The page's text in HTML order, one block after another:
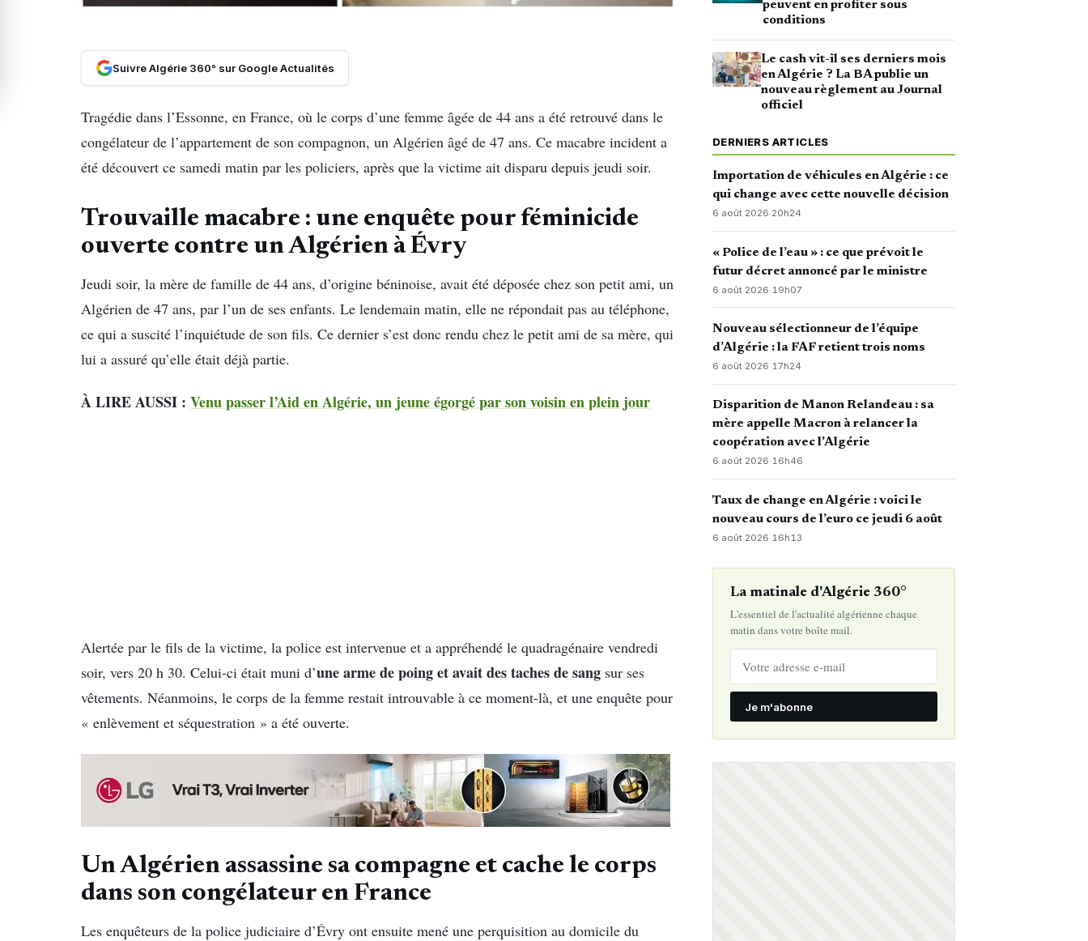
Suivre Algérie 360° sur Google Actualités
Tragédie dans l’Essonne, en France, où le corps d’une femme âgée de 44 ans a été retrouvé dans le
congélateur de l’appartement de son compagnon, un Algérien âgé de 47 ans. Ce macabre incident a
été découvert ce samedi matin par les policiers, après que la victime ait disparu depuis jeudi soir.
Trouvaille macabre : une enquête pour féminicide
ouverte contre un Algérien à Évry
Jeudi soir, la mère de famille de 44 ans, d’origine béninoise, avait été déposée chez son petit ami, un
Algérien de 47 ans, par l’un de ses enfants. Le lendemain matin, elle ne répondait pas au téléphone,
ce qui a suscité l’inquiétude de son fils. Ce dernier s’est donc rendu chez le petit ami de sa mère, qui
lui a assuré qu’elle était déjà partie.
À LIRE AUSSI : Venu passer l’Aid en Algérie, un jeune égorgé par son voisin en plein jour
Alertée par le fils de la victime, la police est intervenue et a appréhendé le quadragénaire vendredi
soir, vers 20 h 30. Celui-ci était muni d’une arme de poing et avait des taches de sang sur ses
vêtements. Néanmoins, le corps de la femme restait introuvable à ce moment-là, et une enquête pour
« enlèvement et séquestration » a été ouverte.
Un Algérien assassine sa compagne et cache le corps
dans son congélateur en France
Les enquêteurs de la police judiciaire d’Évry ont ensuite mené une perquisition au domicile du
peuvent en profiter sous
conditions
Le cash vit-il ses derniers mois
en Algérie ? La BA publie un
nouveau règlement au Journal
officiel
DERNIERS ARTICLES
Importation de véhicules en Algérie : ce
qui change avec cette nouvelle décision
6 août 2026·20h24
« Police de l’eau » : ce que prévoit le
futur décret annoncé par le ministre
6 août 2026· 19h07
Nouveau sélectionneur de l’équipe
d’Algérie : la FAF retient trois noms
6 août 2026·17h24
Disparition de Manon Relandeau : sa
mère appelle Macron à relancer la
coopération avec l’Algérie
6 août 2026·16h46
Taux de change en Algérie : voici le
nouveau cours de l’euro ce jeudi 6 août
6 août 2026· 16h13
La matinale d'Algérie 360°
L'essentiel de l'actualité algérienne chaque
matin dans votre boîte mail.
Je m'abonne